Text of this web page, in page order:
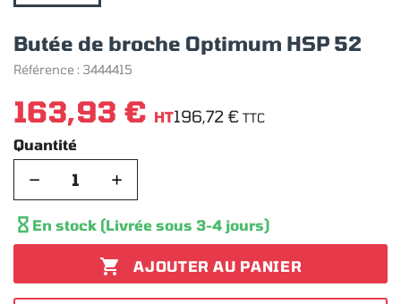
Butée de broche Optimum HSP 52
Référence : 3444415
163,93 € HT196,72 € TTC
Quantité
− +
 En stock (Livrée sous 3-4 jours)
 AJOUTER AU PANIER